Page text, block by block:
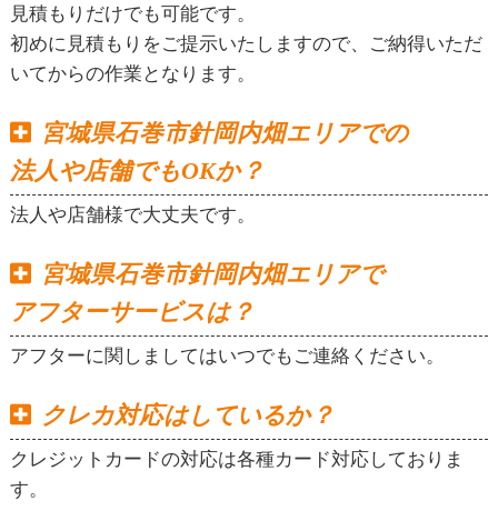
見積もりだけでも可能です。
初めに見積もりをご提示いたしますので、ご納得いただ
いてからの作業となります。
宮城県石巻市針岡内畑エリアでの
法人や店舗でもOKか？
法人や店舗様で大丈夫です。
宮城県石巻市針岡内畑エリアで
アフターサービスは？
アフターに関しましてはいつでもご連絡ください。
クレカ対応はしているか？
クレジットカードの対応は各種カード対応しておりま
す。